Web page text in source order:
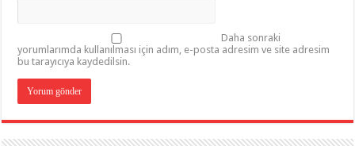
Daha sonraki
yorumlarımda kullanılması için adım, e-posta adresim ve site adresim
bu tarayıcıya kaydedilsin.